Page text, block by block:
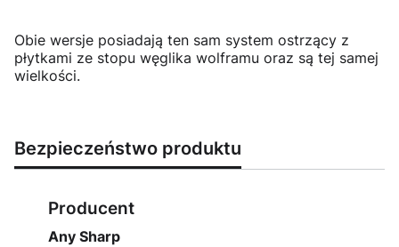
Obie wersje posiadają ten sam system ostrzący z
płytkami ze stopu węglika wolframu oraz są tej samej
wielkości.
Bezpieczeństwo produktu
Producent
Any Sharp